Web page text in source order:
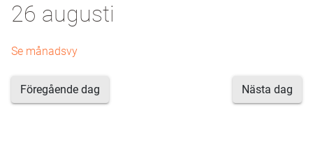
26 augusti
Se månadsvy
Föregående dag Nästa dag